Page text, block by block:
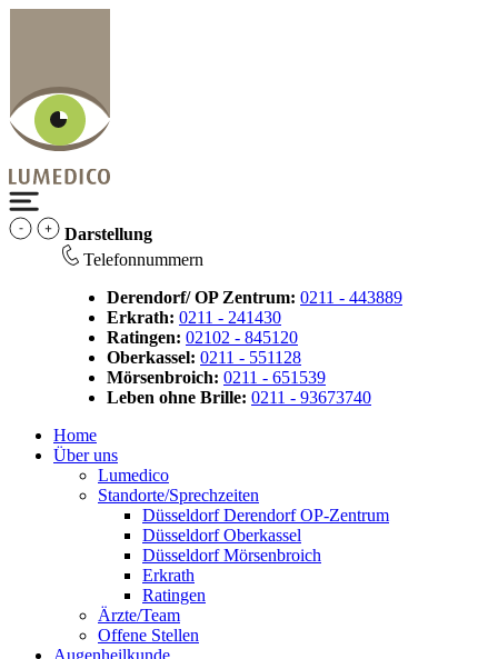
Darstellung
Telefonnummern
Derendorf/ OP Zentrum: 0211 - 443889
Erkrath: 0211 - 241430
Ratingen: 02102 - 845120
Oberkassel: 0211 - 551128
Mörsenbroich: 0211 - 651539
Leben ohne Brille: 0211 - 93673740
Home
Über uns
Lumedico
Standorte/Sprechzeiten
Düsseldorf Derendorf OP-Zentrum
Düsseldorf Oberkassel
Düsseldorf Mörsenbroich
Erkrath
Ratingen
Ärzte/Team
Offene Stellen
Augenheilkunde